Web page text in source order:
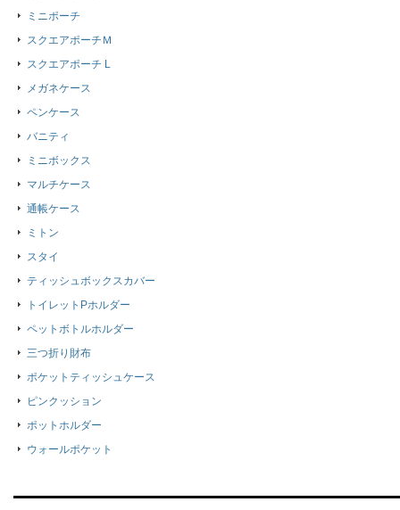
ミニポーチ
スクエアポーチＭ
スクエアポーチ L
メガネケース
ペンケース
バニティ
ミニボックス
マルチケース
通帳ケース
ミトン
スタイ
ティッシュボックスカバー
トイレットPホルダー
ペットボトルホルダー
三つ折り財布
ポケットティッシュケース
ピンクッション
ポットホルダー
ウォールポケット